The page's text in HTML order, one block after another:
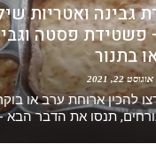
גבינה ואטריות
פסטה
בתנור
אוגוסט 22, 2021
להכין ארוחת ערב או
תנסו את הדבר הבא